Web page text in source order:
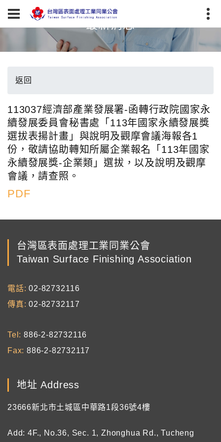
最新消息
返回
113037經濟部產業發展署-函轉行政院國家永
續發展委員會秘書處「113年國家永續發展獎
選拔表揚計畫」與說明及觀摩會議海報各1
份，敬請協助轉知所屬企業報名「113年國家
永續發展獎-企業類」選拔，以及說明及觀摩
會議，請查照。
PDF
台灣區表面處理工業同業公會
Taiwan Surface Finishing Association
電話
02-82732116
傳真
02-82732117
Tel
886-2-82732116
Fax 886-2-82732117
地址 Address
23666新北市土城區中華路1段36號4樓
Add: 4F., No.36, Sec. 1, Zhonghua Rd., Tucheng